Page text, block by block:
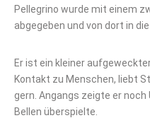
Pellegrino wurde mit einem
abgegeben und von dort in
Er ist ein kleiner
Kontakt zu Menschen, liebt
gern. Angangs zeigte er
Bellen überspielte.